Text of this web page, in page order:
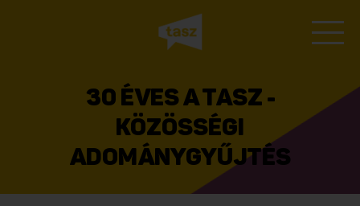
30 ÉVES A TASZ -
KÖZÖSSÉGI
ADOMÁNYGYŰJTÉS